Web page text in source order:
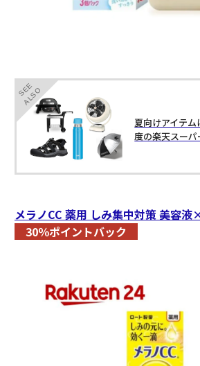
SEE
ALSO
夏向けアイテ
度の楽天スーパ
メラノCC 薬用 しみ集中対策 美容液
30％ポイントバック